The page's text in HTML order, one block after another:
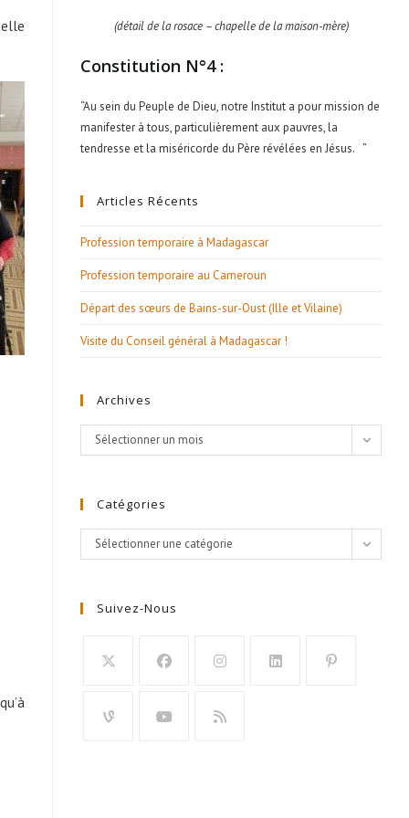
(détail de la rosace – chapelle de la maison-mère)
Constitution N°4 :
“Au sein du Peuple de Dieu, notre Institut a pour mission de
manifester à tous, particulièrement aux pauvres, la
tendresse et la miséricorde du Père révélées en Jésus. ”
Articles Récents
Profession temporaire à Madagascar
Profession temporaire au Cameroun
Départ des sœurs de Bains-sur-Oust (Ille et Vilaine)
Visite du Conseil général à Madagascar !
Archives
Archives
Sélectionner un mois
Catégories
Catégories
Sélectionner une catégorie
Suivez-Nous